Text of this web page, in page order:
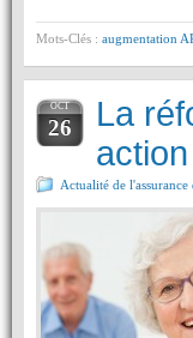
Mots-Clés : augmentation
OCT
26
La
Actualité de l'assurance